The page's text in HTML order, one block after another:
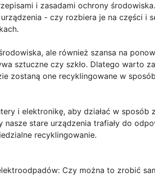
i zasadami ochrony
- czy rozbiera je na części i
ale również szansa na
sztuczne czy szkło. Dlatego warto
zostaną one recyklingowane w sposób
i elektronikę, aby działać w sposób
stare urządzenia trafiały do
recyklingowanie.
Czy można to zrobić